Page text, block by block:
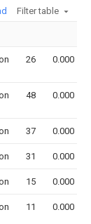
Filter table
26 0.000
48 0.000
37 0.000
31 0.000
15 0.000
11 0.000